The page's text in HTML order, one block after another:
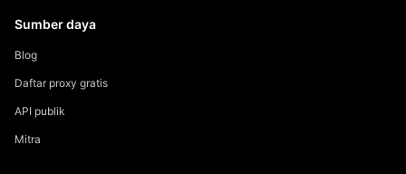
Sumber daya
Blog
Daftar proxy gratis
API publik
Mitra